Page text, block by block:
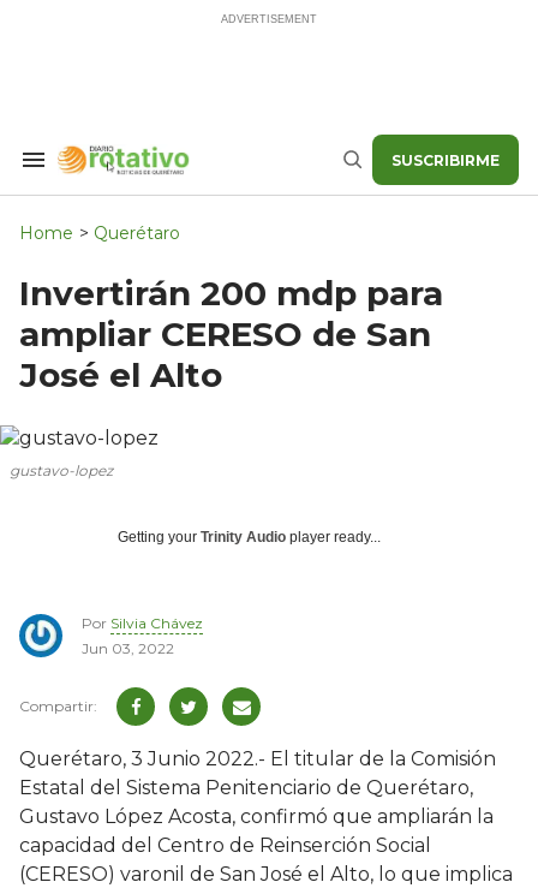
Search
Navigation
Buscar SUSCRIBIRME
Home > Querétaro
Invertirán 200 mdp para
ampliar CERESO de San
José el Alto
gustavo-lopez
Getting your Trinity Audio player ready...
Por Silvia Chávez
Jun 03, 2022
Querétaro, 3 Junio 2022.- El titular de la Comisión
Estatal del Sistema Penitenciario de Querétaro,
Gustavo López Acosta, confirmó que ampliarán la
capacidad del Centro de Reinserción Social
(CERESO) varonil de San José el Alto, lo que implica